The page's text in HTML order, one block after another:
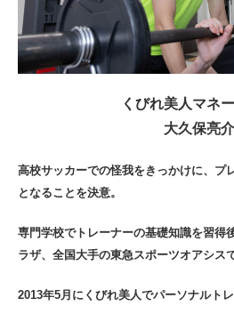
くびれ美人マネ
大久保亮介
高校サッカーでの怪我をきっかけに、プ
となることを決意。
専門学校でトレーナーの基礎知識を習得
ラザ、全国大手の東急スポーツオアシス
2013年5月にくびれ美人でパーソナルト